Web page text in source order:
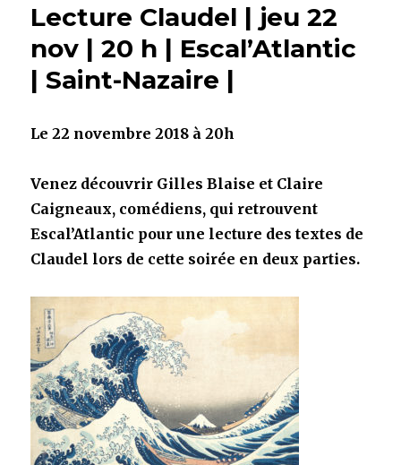
Lecture Claudel | jeu 22
nov | 20 h | Escal’Atlantic
| Saint-Nazaire |
Le 22 novembre 2018 à 20h
Venez découvrir Gilles Blaise et Claire
Caigneaux, comédiens, qui retrouvent
Escal’Atlantic pour une lecture des textes de
Claudel lors de cette soirée en deux parties.